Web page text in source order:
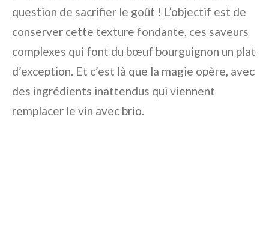
question de sacrifier le goût ! L’objectif est de
conserver cette texture fondante, ces saveurs
complexes qui font du bœuf bourguignon un plat
d’exception. Et c’est là que la magie opère, avec
des ingrédients inattendus qui viennent
remplacer le vin avec brio.